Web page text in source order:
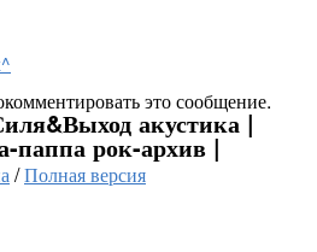
это сообщение.
акустика |
паппа рок-архив |
/Полная версия